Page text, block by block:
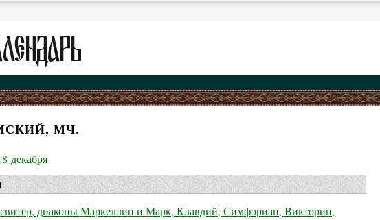
МЧ.
декабря
диаконы Маркеллин и Марк, Клавдий, Симфориан, Викторин,